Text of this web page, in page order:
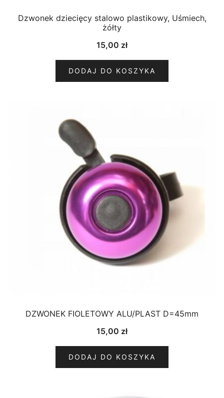
Dzwonek dziecięcy stalowo plastikowy, Uśmiech,
żółty
15,00 zł
DODAJ DO KOSZYKA
DZWONEK FIOLETOWY ALU/PLAST D=45mm
15,00 zł
DODAJ DO KOSZYKA